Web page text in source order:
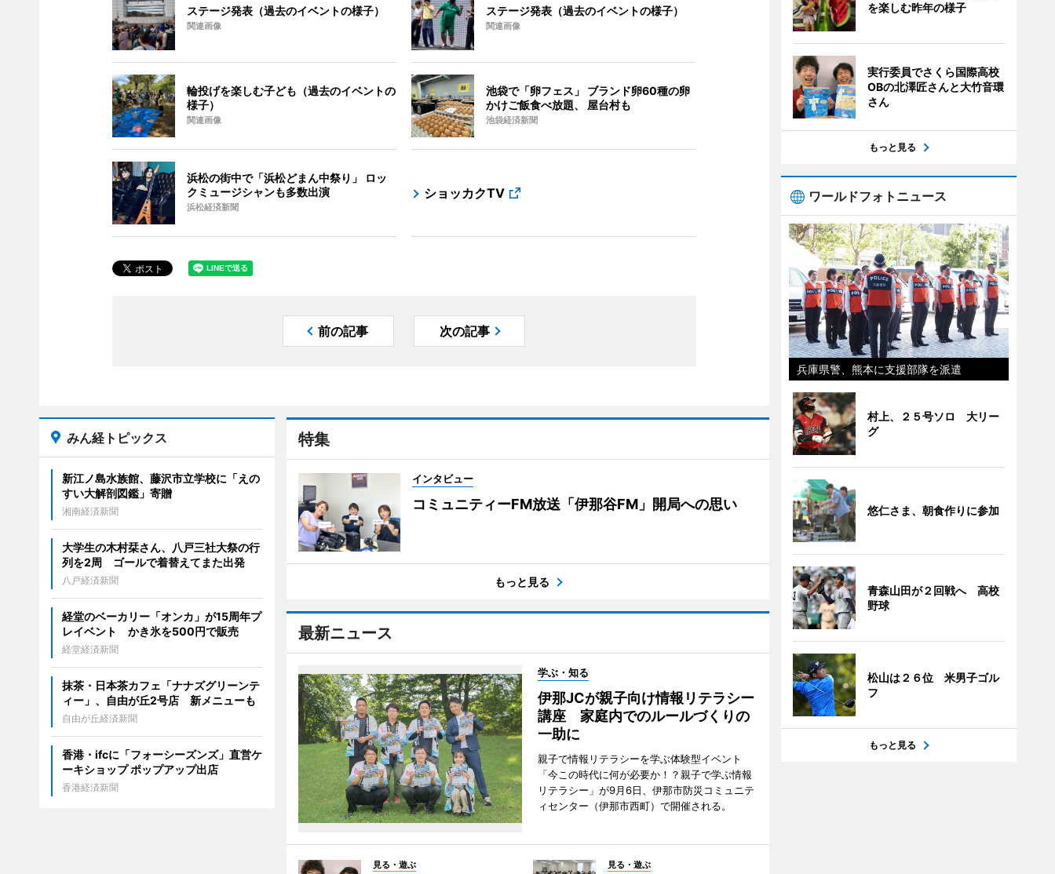
ステージ発表（過去のイベントの様子）
関連画像
ステージ発表（過去のイベントの様子）
関連画像
輪投げを楽しむ子ども（過去のイベントの
様子）
関連画像
池袋で「卵フェス」 ブランド卵60種の卵
かけご飯食べ放題、 屋台村も
池袋経済新聞
浜松の街中で「浜松どまん中祭り」 ロッ
クミュージシャンも多数出演
浜松経済新聞
ショッカクTV
前の記事 次の記事
特集
インタビュー
コミュニティーFM放送「伊那谷FM」開局への思い
もっと見る
最新ニュース
学ぶ・知る
伊那JCが親子向け情報リテラシー
講座 家庭内でのルールづくりの
一助に
親子で情報リテラシーを学ぶ体験型イベント
「今この時代に何が必要か！？親子で学ぶ情報
リテラシー」が9月6日、伊那市防災コミュニテ
ィセンター（伊那市西町）で開催される。
見る・遊ぶ 見る・遊ぶ
みん経トピックス
新江ノ島水族館、藤沢市立学校に「えの
すい大解剖図鑑」寄贈
湘南経済新聞
大学生の木村栞さん、八戸三社大祭の行
列を2周 ゴールで着替えてまた出発
八戸経済新聞
経堂のベーカリー「オンカ」が15周年プ
レイベント かき氷を500円で販売
経堂経済新聞
抹茶・日本茶カフェ「ナナズグリーンテ
ィー」、自由が丘2号店 新メニューも
自由が丘経済新聞
香港・ifcに「フォーシーズンズ」直営ケ
ーキショップ ポップアップ出店
香港経済新聞
を楽しむ昨年の様子
実行委員でさくら国際高校
OBの北澤匠さんと大竹音環
さん
もっと見る
ワールドフォトニュース
兵庫県警、熊本に支援部隊を派遣
村上、２５号ソロ 大リー
グ
悠仁さま、朝食作りに参加
青森山田が２回戦へ 高校
野球
松山は２６位 米男子ゴル
フ
もっと見る